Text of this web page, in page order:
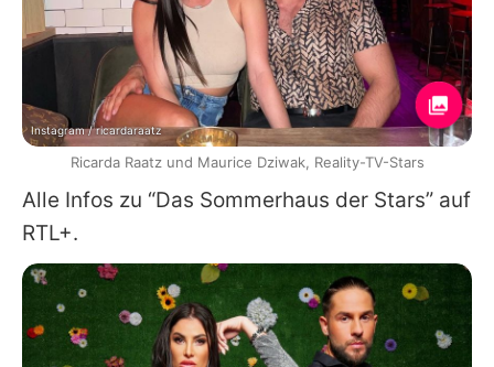
Alle Infos zu “Das Sommerhaus der Stars” auf
RTL+.
Instagram / ricardaraatz
Ricarda Raatz und Maurice Dziwak, Reality-TV-Stars